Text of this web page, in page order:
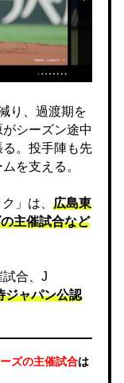
り、過渡期を
シーズン途中
。投手陣も先
を支える。
」は、 広島東
主催試合など
合、J
ジャパン公認
ズの主催試合は